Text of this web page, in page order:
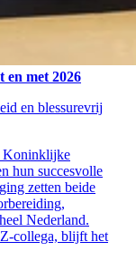
met 2026
en blessurevrij
Koninklijke
hun succesvolle
zetten beide
Nederland.
collega, blijft het